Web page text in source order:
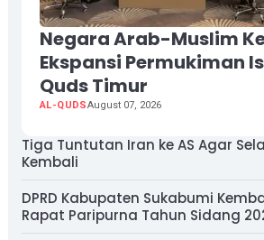
Negara Arab-Muslim
Ekspansi Permukiman
Quds Timur
AL-QUDSAugust 07, 2026
Tiga Tuntutan Iran ke AS Agar
Kembali
DPRD Kabupaten Sukabumi
Rapat Paripurna Tahun Sidang